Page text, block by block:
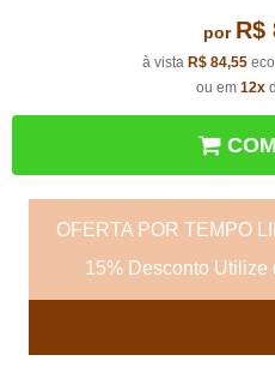
por R$
à vista R$ 84,55
ou em 12x
OFERTA POR TEMPO
15% Desconto Utilize